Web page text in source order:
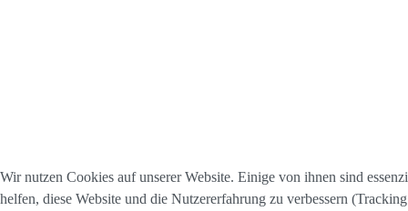
Wir nutzen Cookies auf unserer Website. Einige von ihnen sind
helfen, diese Website und die Nutzererfahrung zu verbessern